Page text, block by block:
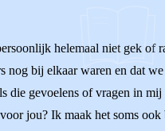
helemaal niet gek of
nog bij elkaar waren en dat
die gevoelens of vragen in
jou? Ik maak het soms ook